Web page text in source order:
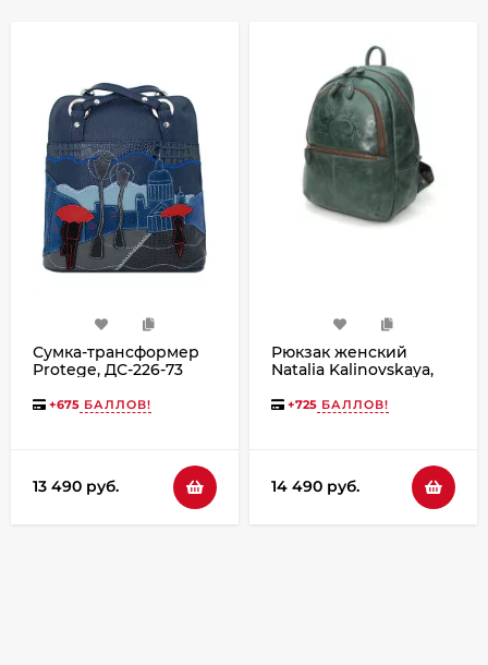
Сумка-трансформер
Protege, ДС-226-73
+675 БАЛЛОВ!
13 490 руб.
Рюкзак женский
Natalia Kalinovskaya,
зеленый
+725 БАЛЛОВ!
14 490 руб.